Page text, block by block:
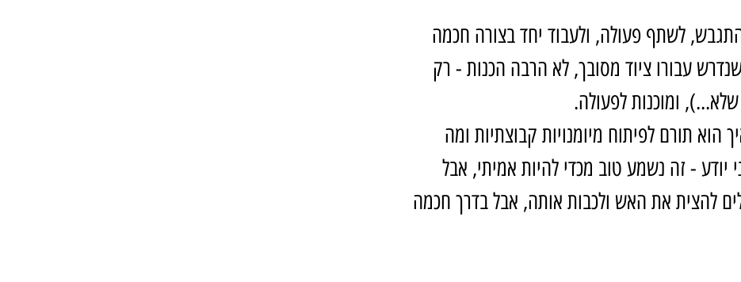
לשתף פעולה, ולעבוד יחד בצורה חכמה
עבורו ציוד מסובך, לא הרבה הכנות - רק
ומוכנות לפעולה.
תורם לפיתוח מיומנויות קבוצתיות ומה
- זה נשמע טוב מכדי להיות אמיתי, אבל
להצית את האש ולכבות אותה, אבל בדרך חכמה